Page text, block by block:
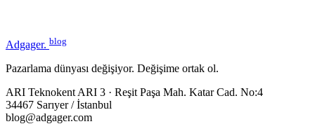
Adgager. blog
Pazarlama dünyası değişiyor. Değişime ortak ol.
ARI Teknokent ARI 3 · Reşit Paşa Mah. Katar Cad. No:4
34467 Sarıyer / İstanbul
blog@adgager.com